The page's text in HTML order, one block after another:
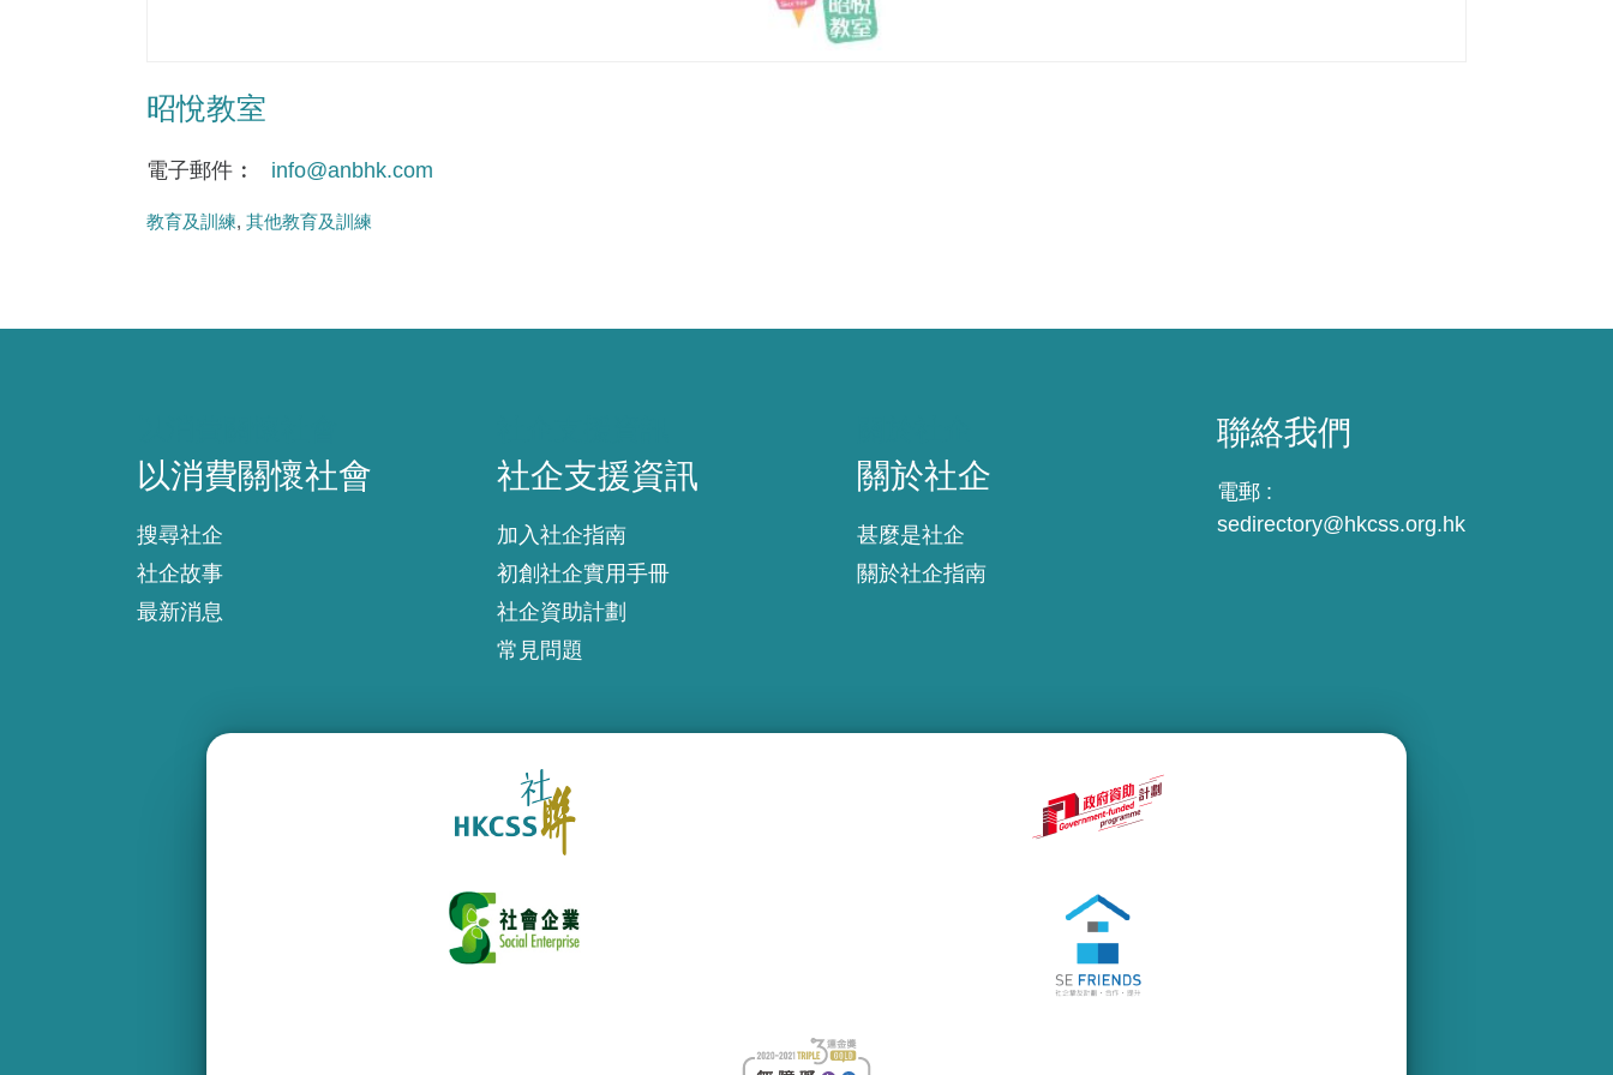
昭悅教室
電子郵件 info@anbhk.com
教育及訓練 其他教育及訓練
以消費關懷社會
搜尋社企
社企故事
最新消息
社企支援資訊
加入社企指南
初創社企實用手冊
社企資助計劃
常見問題
關於社企
甚麼是社企
關於社企指南
聯絡我們
電郵 :
sedirectory@hkcss.org.hk